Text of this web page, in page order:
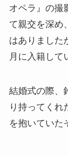
オペラ』の撮
て親交を深め
はありました
月に入籍して
結婚式の際、
り持ってくれ
を抱いていた